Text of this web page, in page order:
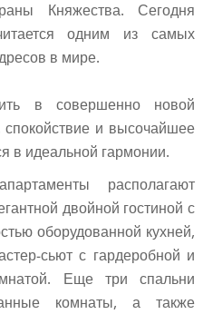
Княжества. Сегодня
одним из самых
в мире.
в совершенно новой
спокойствие и высочайшее
в идеальной гармонии.
располагают
двойной гостиной с
оборудованной кухней,
сьют с гардеробной и
Еще три спальни
комнаты, а также